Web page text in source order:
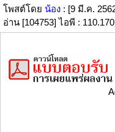
โพสต์โดย น้อง : [9 มี.ค.
อ่าน [104753] ไอพี :